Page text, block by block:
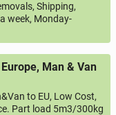
Shipping,
week, Monday-
Man & Van
to EU, Low Cost,
Part load 5m3/300kg